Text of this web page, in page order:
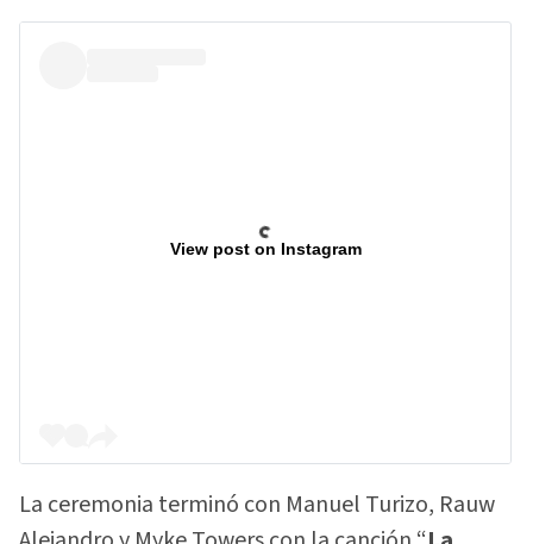
View post on Instagram
La ceremonia terminó con Manuel Turizo, Rauw